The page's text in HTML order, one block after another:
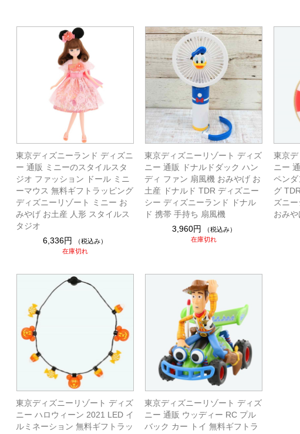
東京ディズニーランド ディズニ
ー 通販 ミニーのスタイルスタ
ジオ ファッション ドール ミニ
ーマウス 無料ギフトラッピング
ディズニーリゾート ミニー お
みやげ お土産 人形 スタイルス
タジオ
6,336円
（税込み）
在庫切れ
東京ディズニーリゾート ディズ
ニー 通販 ドナルドダック ハン
ディ ファン 扇風機 おみやげ お
土産 ドナルド TDR ディズニー
シー ディズニーランド ドナル
ド 携帯 手持ち 扇風機
3,960円
（税込み）
在庫切れ
東京
ニー
ペン
グ
ズニ
おみ
東京ディズニーリゾート ディズ
ニー ハロウィーン 2021 LED イ
ルミネーション 無料ギフトラッ
東京ディズニーリゾート ディズ
ニー 通販 ウッディー RC プル
バック カー トイ 無料ギフトラ